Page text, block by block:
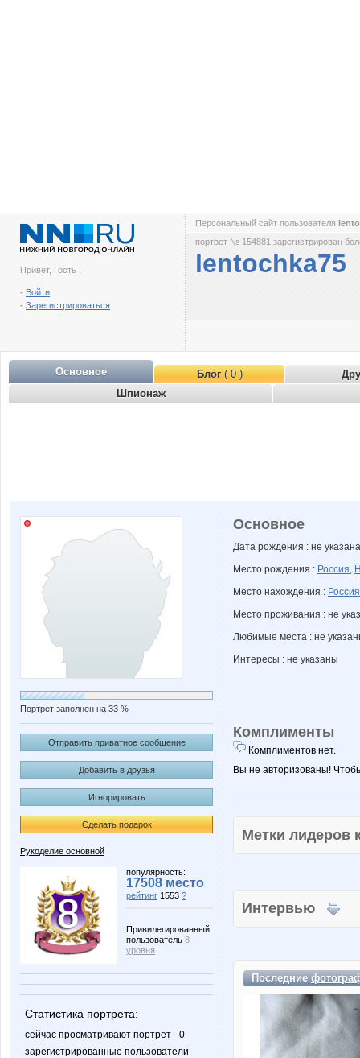
Привет, Гость !
- Войти
- Зарегистрироваться
Персональный сайт пользователя
портрет № 154881 зарегистрирован
lentochka75
Основное Блог( 0 )
Шпионаж
Портрет заполнен на 33 %
Отправить приватное сообщение
Добавить в друзья
Игнорировать
Сделать подарок
Рукоделие основной
популярность:
17508 место
рейтинг 1553 ?
Привилегированный
пользователь 8
уровня
Статистика портрета:
сейчас просматривают портрет - 0
зарегистрированные пользователи
Основное
Дата рождения : не указана
Место рождения : Россия,
Место нахождения : Россия
Место проживания : не
Любимые места : не
Интересы : не указаны
Комплименты
Комплиментов нет.
Вы не авторизованы!
Метки
Интервью
Последние